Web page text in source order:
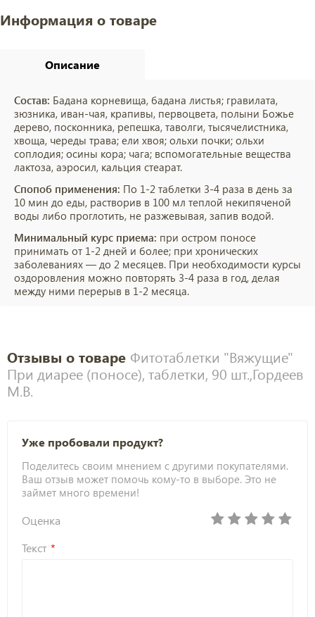
Информация о товаре
Описание
Состав: Бадана корневища, бадана листья; гравилата,
зюзника, иван-чая, крапивы, первоцвета, полыни Божье
дерево, посконника, репешка, таволги, тысячелистника,
хвоща, череды трава; ели хвоя; ольхи почки; ольхи
соплодия; осины кора; чага; вспомогательные вещества
лактоза, аэросил, кальция стеарат.
Спопоб применения: По 1-2 таблетки 3-4 раза в день за
10 мин до еды, растворив в 100 мл теплой некипяченой
воды либо проглотить, не разжевывая, запив водой.
Минимальный курс приема: при остром поносе
принимать от 1-2 дней и более; при хронических
заболеваниях — до 2 месяцев. При необходимости курсы
оздоровления можно повторять 3-4 раза в год, делая
между ними перерыв в 1-2 месяца.
Отзывы о товаре Фитотаблетки "Вяжущие"
При диарее (поносе), таблетки, 90 шт.,Гордеев
М.В.
Уже пробовали продукт?
Поделитесь своим мнением с другими покупателями.
Ваш отзыв может помочь кому-то в выборе. Это не
займет много времени!
Оценка
Текст